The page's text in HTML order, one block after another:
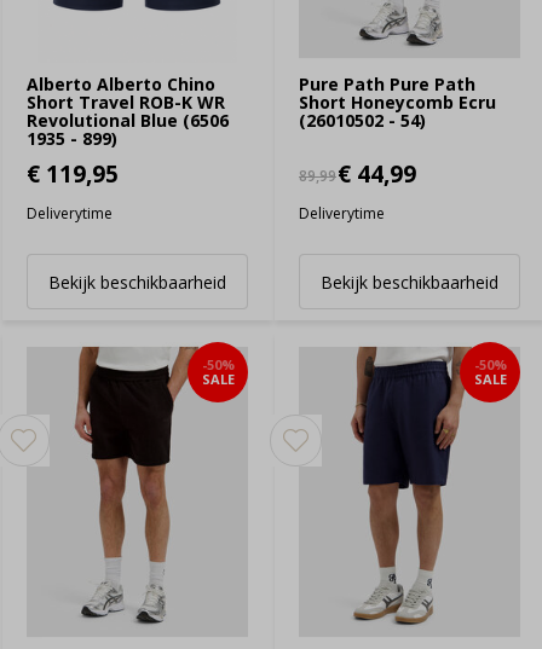
Alberto Alberto Chino
Short Travel ROB-K WR
Revolutional Blue (6506
1935 - 899)
€ 119,95
Deliverytime
Bekijk beschikbaarheid
Pure Path Pure Path
Short Honeycomb Ecru
(26010502 - 54)
89,99€ 44,99
Deliverytime
Bekijk beschikbaarheid
-50%
SALE
-50%
SALE